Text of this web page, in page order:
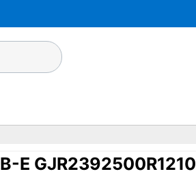
E GJR2392500R1210